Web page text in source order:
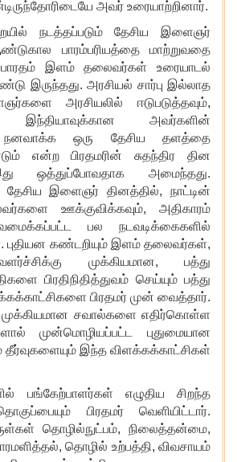
அவர் உரையாற்றினார்.
நடத்தப்படும் தேசிய இளைஞர்
பாரம்பரியத்தை மாற்றுவதை
இளம் தலைவர்கள் உரையாடல்
இருந்தது. அரசியல் சார்பு இல்லாத
அரசியலில் ஈடுபடுத்தவும்,
இந்தியாவுக்கான அவர்களின்
ஒரு தேசிய தளத்தை
என்ற பிரதமரின் சுதந்திர தின
ஒத்துப்போவதாக அமைந்தது.
இளைஞர் தினத்தில், நாட்டின்
ஊக்குவிக்கவும், அதிகாரம்
பல நடவடிக்கைகளில்
புதியன கண்டறியும் இளம் தலைவர்கள்,
முக்கியமான, பத்து
பிரதிநிதித்துவம் செய்யும் பத்து
பிரதமர் முன் வைத்தார்.
முக்கியமான சவால்களை எதிர்கொள்ள
முன்மொழியப்பட்ட புதுமையான
தீர்வுகளையும் இந்த விளக்கக்காட்சிகள்
பங்கேற்பாளர்கள் எழுதிய சிறந்த
பிரதமர் வெளியிட்டார்.
தொழில்நுட்பம், நிலைத்தன்மை,
தொழில் உற்பத்தி, விவசாயம்